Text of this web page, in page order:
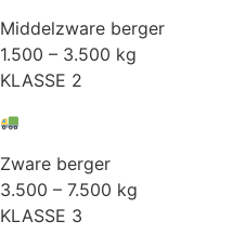
Middelzware berger
1.500 – 3.500 kg
KLASSE 2
Zware berger
3.500 – 7.500 kg
KLASSE 3